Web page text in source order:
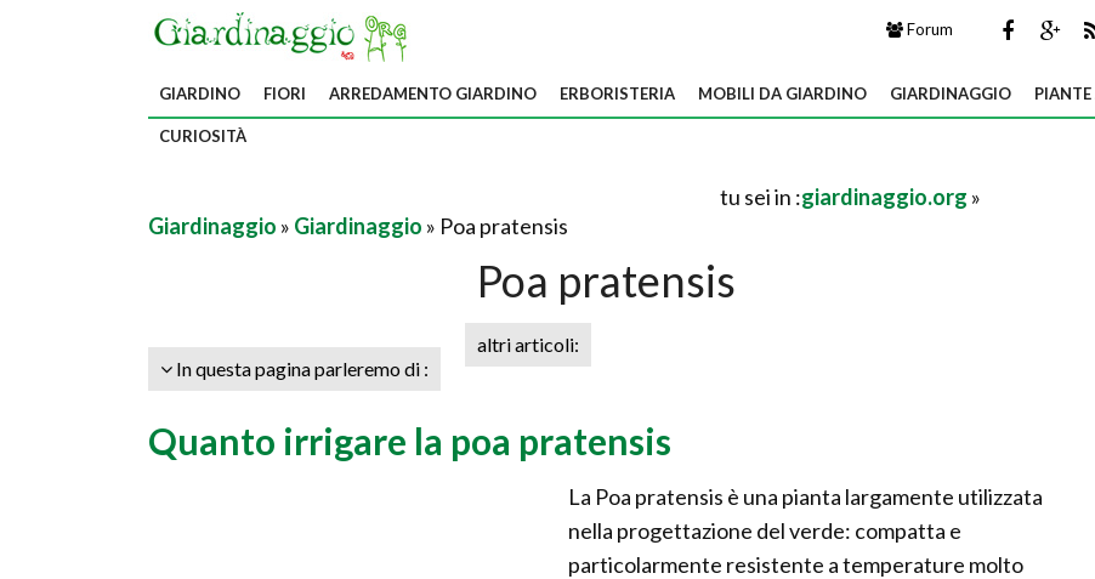
Forum
GIARDINO FIORI ARREDAMENTO GIARDINO ERBORISTERIA MOBILI DA GIARDINO GIARDINAGGIO
CURIOSITÀ
tu sei in :giardinaggio.org »
Giardinaggio » Giardinaggio » Poa pratensis
Poa pratensis
In questa pagina parleremo di :
altri articoli:
Quanto irrigare la poa pratensis
La Poa pratensis è una pianta largamente utilizzata
nella progettazione del verde: compatta e
particolarmente resistente a temperature molto